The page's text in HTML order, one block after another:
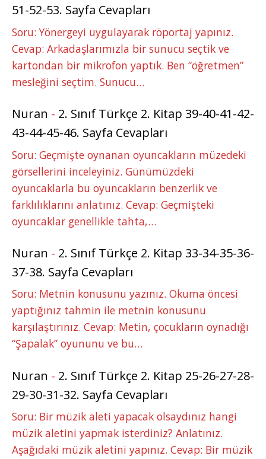
51-52-53. Sayfa Cevapları
Soru: Yönergeyi uygulayarak röportaj yapınız.
Cevap: Arkadaşlarımızla bir sunucu seçtik ve
kartondan bir mikrofon yaptık. Ben “öğretmen”
mesleğini seçtim. Sunucu…
Nuran - 2. Sınıf Türkçe 2. Kitap 39-40-41-42-
43-44-45-46. Sayfa Cevapları
Soru: Geçmişte oynanan oyuncakların müzedeki
görsellerini inceleyiniz. Günümüzdeki
oyuncaklarla bu oyuncakların benzerlik ve
farklılıklarını anlatınız. Cevap: Geçmişteki
oyuncaklar genellikle tahta,…
Nuran - 2. Sınıf Türkçe 2. Kitap 33-34-35-36-
37-38. Sayfa Cevapları
Soru: Metnin konusunu yazınız. Okuma öncesi
yaptığınız tahmin ile metnin konusunu
karşılaştırınız. Cevap: Metin, çocukların oynadığı
“Şapalak” oyununu ve bu…
Nuran - 2. Sınıf Türkçe 2. Kitap 25-26-27-28-
29-30-31-32. Sayfa Cevapları
Soru: Bir müzik aleti yapacak olsaydınız hangi
müzik aletini yapmak isterdiniz? Anlatınız.
Aşağıdaki müzik aletini yapınız. Cevap: Bir müzik